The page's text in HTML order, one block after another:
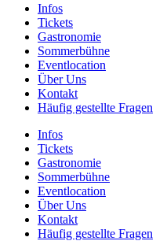
Infos
Tickets
Gastronomie
Sommerbühne
Eventlocation
Über Uns
Kontakt
Häufig gestellte Fragen
Infos
Tickets
Gastronomie
Sommerbühne
Eventlocation
Über Uns
Kontakt
Häufig gestellte Fragen